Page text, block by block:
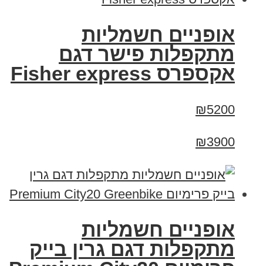
אופניים חשמליות
מתקפלות פישר דגם
אקספרס Fisher express
₪5200
₪3900
אופניים חשמליות
מתקפלות דגם גרין בייק